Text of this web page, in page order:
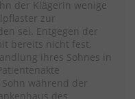
der Klägerin wenige
zur
sei. Entgegen der
bereits nicht fest,
ihres Sohnes in
während der
des